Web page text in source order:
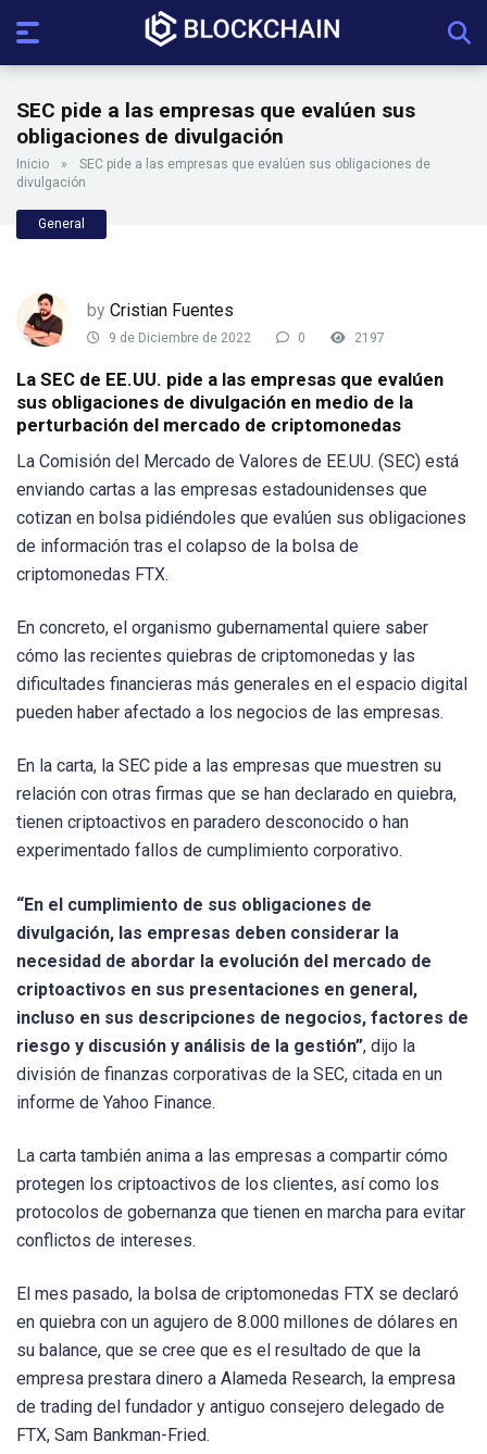
SEC pide a las empresas que evalúen sus
obligaciones de divulgación
Inicio »
SEC pide a las empresas que evalúen sus obligaciones de
divulgación
General
by Cristian Fuentes
9 de Diciembre de 2022 0 2197
La SEC de EE.UU. pide a las empresas que evalúen
sus obligaciones de divulgación en medio de la
perturbación del mercado de criptomonedas
La Comisión del Mercado de Valores de EE.UU. (SEC) está
enviando cartas a las empresas estadounidenses que
cotizan en bolsa pidiéndoles que evalúen sus obligaciones
de información tras el colapso de la bolsa de
criptomonedas FTX.
En concreto, el organismo gubernamental quiere saber
cómo las recientes quiebras de criptomonedas y las
dificultades financieras más generales en el espacio digital
pueden haber afectado a los negocios de las empresas.
En la carta, la SEC pide a las empresas que muestren su
relación con otras firmas que se han declarado en quiebra,
tienen criptoactivos en paradero desconocido o han
experimentado fallos de cumplimiento corporativo.
“En el cumplimiento de sus obligaciones de
divulgación, las empresas deben considerar la
necesidad de abordar la evolución del mercado de
criptoactivos en sus presentaciones en general,
incluso en sus descripciones de negocios, factores de
riesgo y discusión y análisis de la gestión”, dijo la
división de finanzas corporativas de la SEC, citada en un
informe de Yahoo Finance.
La carta también anima a las empresas a compartir cómo
protegen los criptoactivos de los clientes, así como los
protocolos de gobernanza que tienen en marcha para evitar
conflictos de intereses.
El mes pasado, la bolsa de criptomonedas FTX se declaró
en quiebra con un agujero de 8.000 millones de dólares en
su balance, que se cree que es el resultado de que la
empresa prestara dinero a Alameda Research, la empresa
de trading del fundador y antiguo consejero delegado de
FTX, Sam Bankman-Fried.